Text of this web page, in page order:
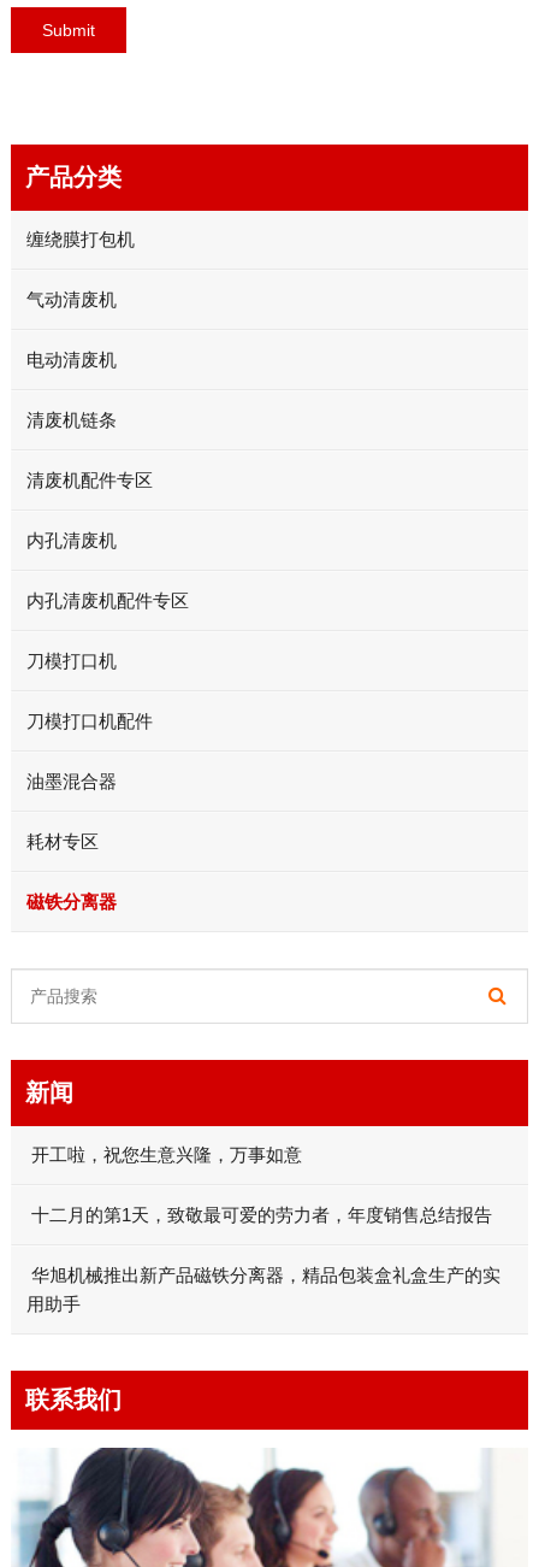
产品分类
缠绕膜打包机
气动清废机
电动清废机
清废机链条
清废机配件专区
内孔清废机
内孔清废机配件专区
刀模打口机
刀模打口机配件
油墨混合器
耗材专区
磁铁分离器
新闻
开工啦，祝您生意兴隆，万事如意
十二月的第1天，致敬最可爱的劳力者，年度销售总结报告
华旭机械推出新产品磁铁分离器，精品包装盒礼盒生产的实
用助手
联系我们